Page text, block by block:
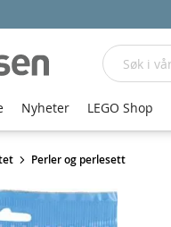
Perler og perlesett
Søk
Nyheter LEGO Shop